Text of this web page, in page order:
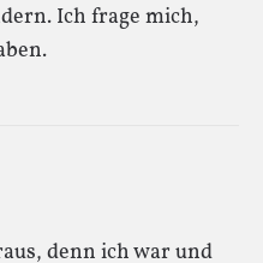
Ich frage mich,
denn ich war und